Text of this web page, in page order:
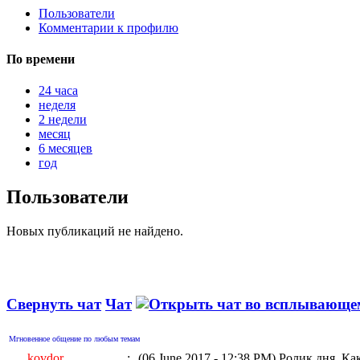
Пользователи
Комментарии к профилю
По времени
24 часа
неделя
2 недели
месяц
6 месяцев
год
Пользователи
Новых публикаций не найдено.
Свернуть чат Чат
Мгновенное общение по любым темам